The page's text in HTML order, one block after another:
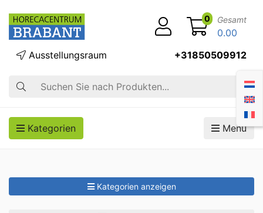
Suche
Ausstellungsraum +31850509912
0 Gesamt
0.00
Kategorien Menü
Kategorien anzeigen